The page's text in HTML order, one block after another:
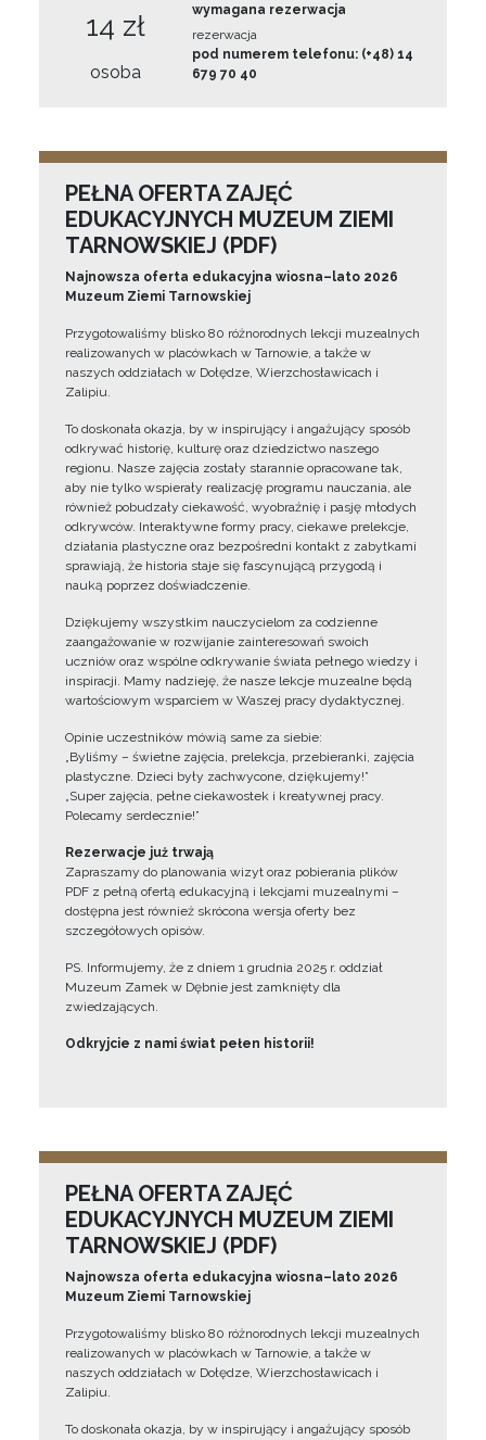
14 zł
osoba
wymagana rezerwacja
rezerwacja
pod numerem telefonu: (+48) 14
679 70 40
PEŁNA OFERTA ZAJĘĆ
EDUKACYJNYCH MUZEUM ZIEMI
TARNOWSKIEJ (PDF)
Najnowsza oferta edukacyjna wiosna–lato 2026
Muzeum Ziemi Tarnowskiej
Przygotowaliśmy blisko 80 różnorodnych lekcji muzealnych
realizowanych w placówkach w Tarnowie, a także w
naszych oddziałach w Dołędze, Wierzchosławicach i
Zalipiu.
To doskonała okazja, by w inspirujący i angażujący sposób
odkrywać historię, kulturę oraz dziedzictwo naszego
regionu. Nasze zajęcia zostały starannie opracowane tak,
aby nie tylko wspierały realizację programu nauczania, ale
również pobudzały ciekawość, wyobraźnię i pasję młodych
odkrywców. Interaktywne formy pracy, ciekawe prelekcje,
działania plastyczne oraz bezpośredni kontakt z zabytkami
sprawiają, że historia staje się fascynującą przygodą i
nauką poprzez doświadczenie.
Dziękujemy wszystkim nauczycielom za codzienne
zaangażowanie w rozwijanie zainteresowań swoich
uczniów oraz wspólne odkrywanie świata pełnego wiedzy i
inspiracji. Mamy nadzieję, że nasze lekcje muzealne będą
wartościowym wsparciem w Waszej pracy dydaktycznej.
Opinie uczestników mówią same za siebie:
„Byliśmy – świetne zajęcia, prelekcja, przebieranki, zajęcia
plastyczne. Dzieci były zachwycone, dziękujemy!”
„Super zajęcia, pełne ciekawostek i kreatywnej pracy.
Polecamy serdecznie!”
Rezerwacje już trwają
Zapraszamy do planowania wizyt oraz pobierania plików
PDF z pełną ofertą edukacyjną i lekcjami muzealnymi –
dostępna jest również skrócona wersja oferty bez
szczegółowych opisów.
PS. Informujemy, że z dniem 1 grudnia 2025 r. oddział
Muzeum Zamek w Dębnie jest zamknięty dla
zwiedzających.
Odkryjcie z nami świat pełen historii!
PEŁNA OFERTA ZAJĘĆ
EDUKACYJNYCH MUZEUM ZIEMI
TARNOWSKIEJ (PDF)
Najnowsza oferta edukacyjna wiosna–lato 2026
Muzeum Ziemi Tarnowskiej
Przygotowaliśmy blisko 80 różnorodnych lekcji muzealnych
realizowanych w placówkach w Tarnowie, a także w
naszych oddziałach w Dołędze, Wierzchosławicach i
Zalipiu.
To doskonała okazja, by w inspirujący i angażujący sposób